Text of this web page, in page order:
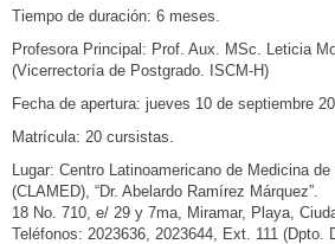
Tiempo de duración: 6 meses.
Profesora Principal: Prof. Aux. MSc. Leticia
(Vicerrectoría de Postgrado. ISCM-H)
Fecha de apertura: jueves 10 de septiembre
Matrícula: 20 cursistas.
Lugar: Centro Latinoamericano de Medicina
(CLAMED), “Dr. Abelardo Ramírez Márquez”.
18 No. 710, e/ 29 y 7ma, Miramar, Playa,
Teléfonos: 2023636, 2023644, Ext. 111 (Dpto.